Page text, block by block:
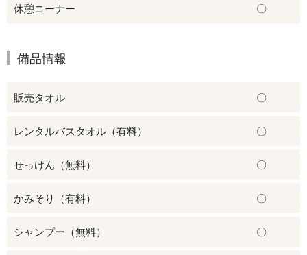
休憩コーナー 〇
備品情報
販売タオル 〇
レンタルバスタオル（有料） 〇
せっけん（無料） 〇
かみそり（有料） 〇
シャンプー（無料） 〇